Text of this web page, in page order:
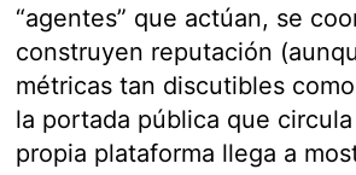
“agentes” que actúan, se
construyen reputación
métricas tan discutibles
la portada pública que
propia plataforma llega a